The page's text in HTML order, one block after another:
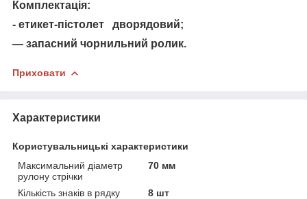
Комплектація:
- етикет-пістолет дворядовий;
— запасний чорнильний ролик.
Приховати
Характеристики
Користувальницькі характеристики
Максимальний діаметр
рулону стрічки
70 мм
Кількість знаків в рядку
8 шт